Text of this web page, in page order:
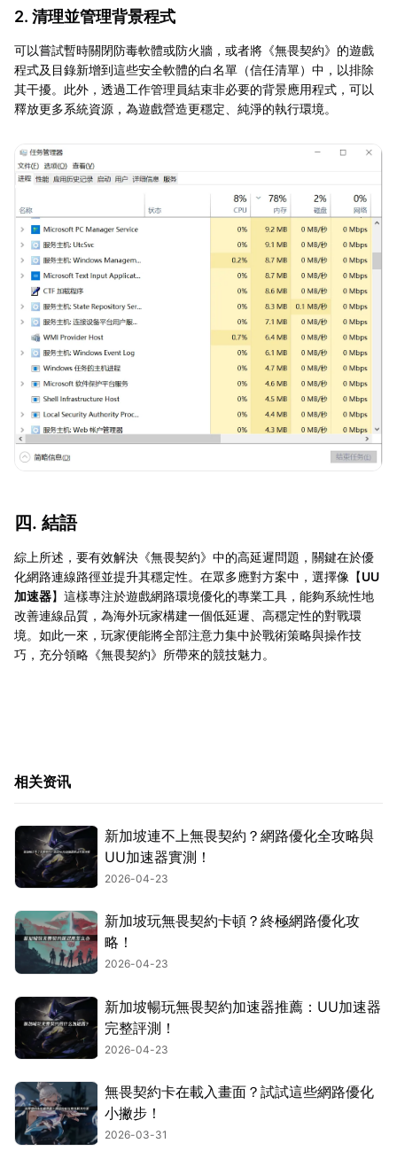
2. 清理並管理背景程式
可以嘗試暫時關閉防毒軟體或防火牆，或者將《無畏契約》的遊戲
程式及目錄新增到這些安全軟體的白名單（信任清單）中，以排除
其干擾。此外，透過工作管理員結束非必要的背景應用程式，可以
釋放更多系統資源，為遊戲營造更穩定、純淨的執行環境。
四. 結語
綜上所述，要有效解決《無畏契約》中的高延遲問題，關鍵在於優
化網路連線路徑並提升其穩定性。在眾多應對方案中，選擇像【UU
加速器】這樣專注於遊戲網路環境優化的專業工具，能夠系統性地
改善連線品質，為海外玩家構建一個低延遲、高穩定性的對戰環
境。如此一來，玩家便能將全部注意力集中於戰術策略與操作技
巧，充分領略《無畏契約》所帶來的競技魅力。
相关资讯
新加坡連不上無畏契約？網路優化全攻略與
UU加速器實測！
2026-04-23
新加坡玩無畏契約卡頓？終極網路優化攻
略！
2026-04-23
新加坡暢玩無畏契約加速器推薦：UU加速器
完整評測！
2026-04-23
無畏契約卡在載入畫面？試試這些網路優化
小撇步！
2026-03-31